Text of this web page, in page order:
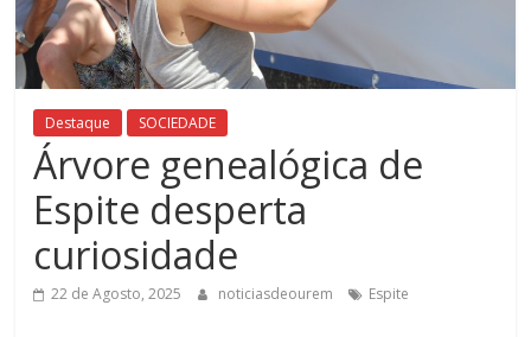
Destaque SOCIEDADE
Árvore genealógica de
Espite desperta
curiosidade
22 de Agosto, 2025 noticiasdeourem Espite